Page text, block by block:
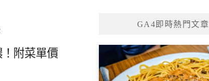
附菜單價
GA4即時熱門文章